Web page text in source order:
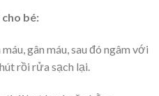
bé:
gân máu, sau đó ngâm với
rồi rửa sạch lại.